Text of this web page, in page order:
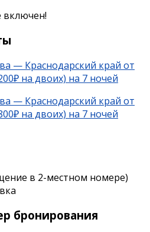
включен!
— Краснодарский край от
на двоих) на 7 ночей
— Краснодарский край от
на двоих) на 7 ночей
в 2-местном номере)
бронирования